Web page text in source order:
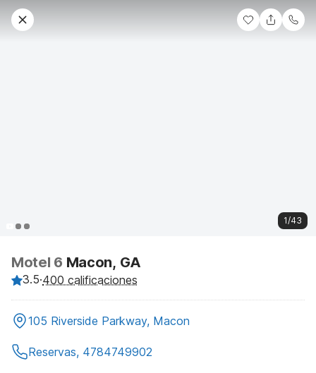
1/43
Motel 6 Macon, GA
3.5·400 calificaciones
105 Riverside Parkway, Macon
Reservas, 4784749902